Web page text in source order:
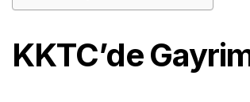
KKTC’de